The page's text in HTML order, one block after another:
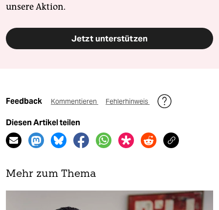
unsere Aktion.
Jetzt unterstützen
Feedback Kommentieren Fehlerhinweis
Diesen Artikel teilen
Mehr zum Thema